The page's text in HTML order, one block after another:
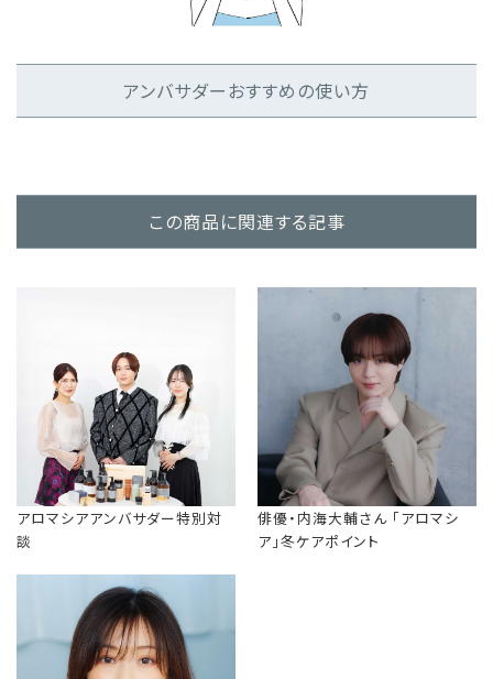
アンバサダーおすすめの使い方
この商品に関連する記事
アロマシアアンバサダー特別対
談
俳優・内海大輔さん 「アロマシ
ア」冬ケアポイント